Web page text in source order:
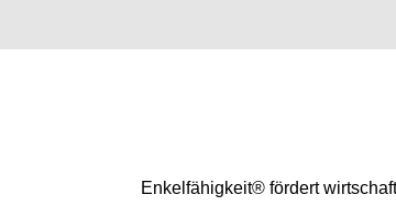
Enkelfähigkeit® fördert